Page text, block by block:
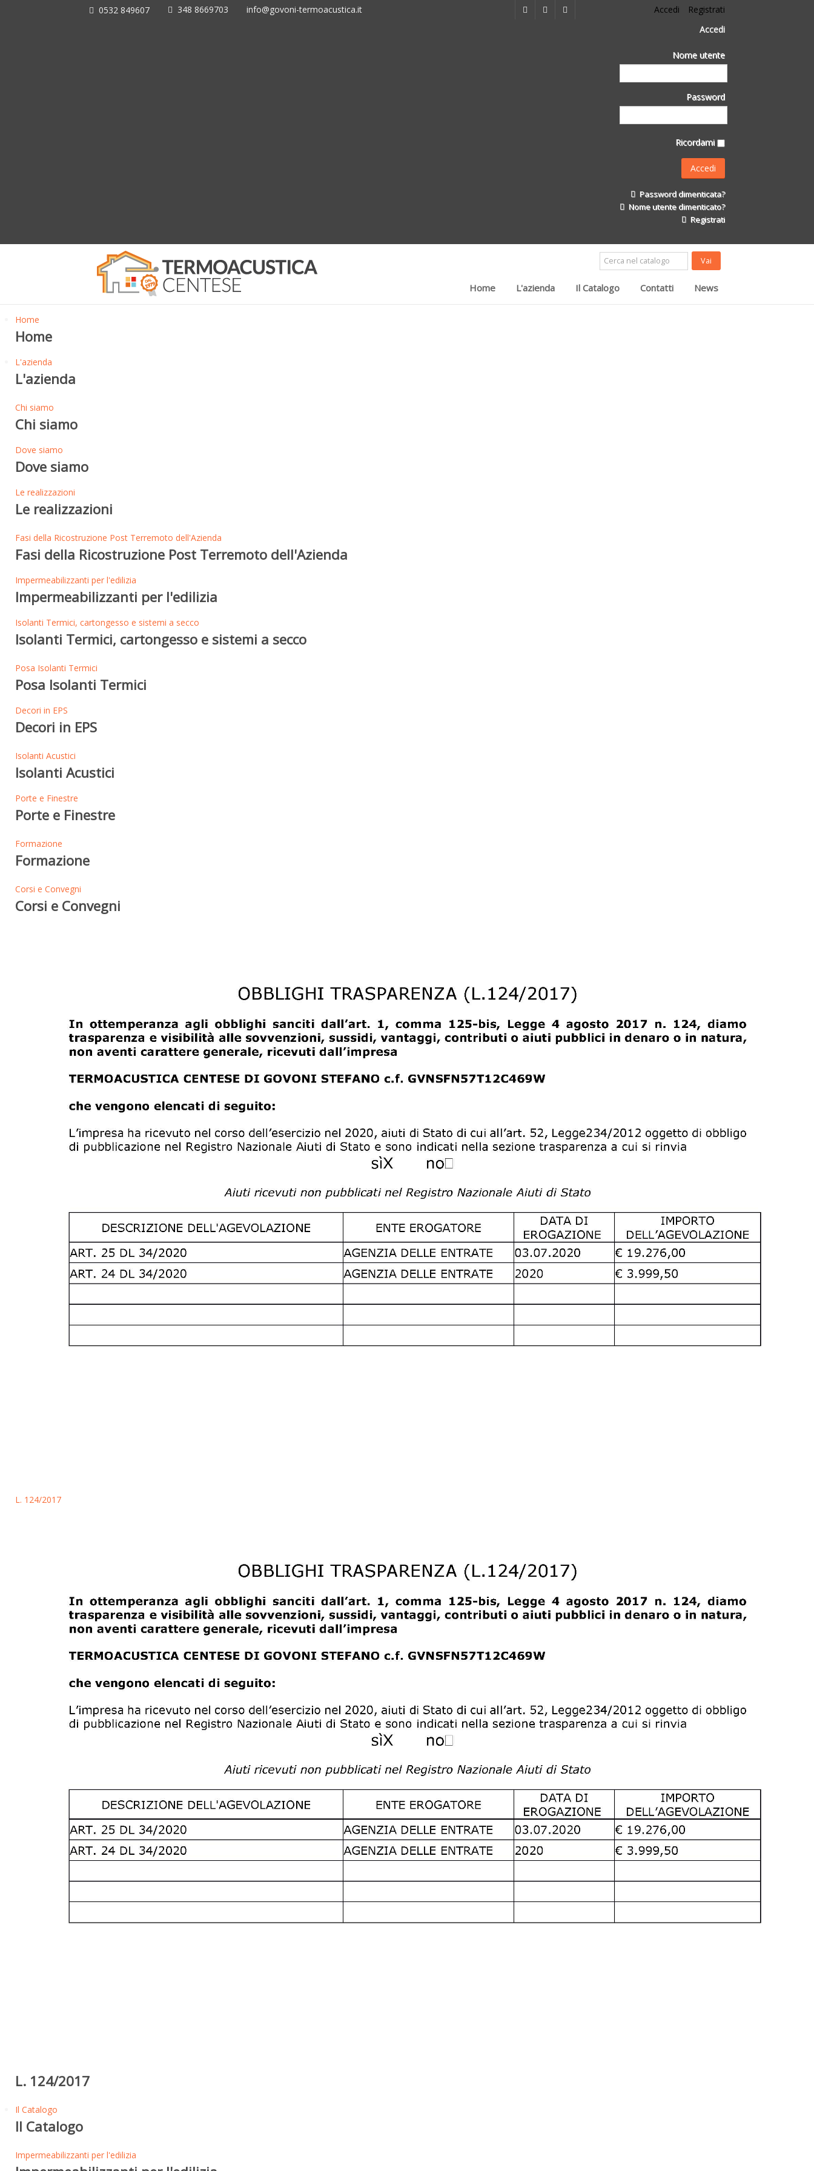
0532 849607 348 8669703 info@govoni-termoacustica.it Accedi
Registrati
Accedi
Nome utente
Password
Ricordami
Password dimenticata?
Nome utente dimenticato?
Registrati
Home L'azienda Il Catalogo Contatti News
Home
Home
L'azienda
L'azienda
Chi siamo
Chi siamo
Dove siamo
Dove siamo
Le realizzazioni
Le realizzazioni
Fasi della Ricostruzione Post Terremoto dell'Azienda
Fasi della Ricostruzione Post Terremoto dell'Azienda
Impermeabilizzanti per l'edilizia
Impermeabilizzanti per l'edilizia
Isolanti Termici, cartongesso e sistemi a secco
Isolanti Termici, cartongesso e sistemi a secco
Posa Isolanti Termici
Posa Isolanti Termici
Decori in EPS
Decori in EPS
Isolanti Acustici
Isolanti Acustici
Porte e Finestre
Porte e Finestre
Formazione
Formazione
Corsi e Convegni
Corsi e Convegni
L. 124/2017
L. 124/2017
Il Catalogo
Il Catalogo
Impermeabilizzanti per l'edilizia